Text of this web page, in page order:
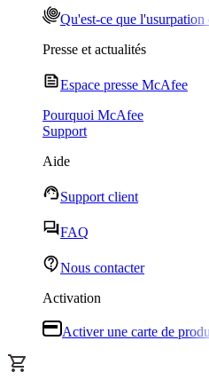
Qu'est-ce que l'usurpation
Presse et actualités
Espace presse McAfee
Pourquoi McAfee
Support
Aide
Support client
FAQ
Nous contacter
Activation
Activer une carte de